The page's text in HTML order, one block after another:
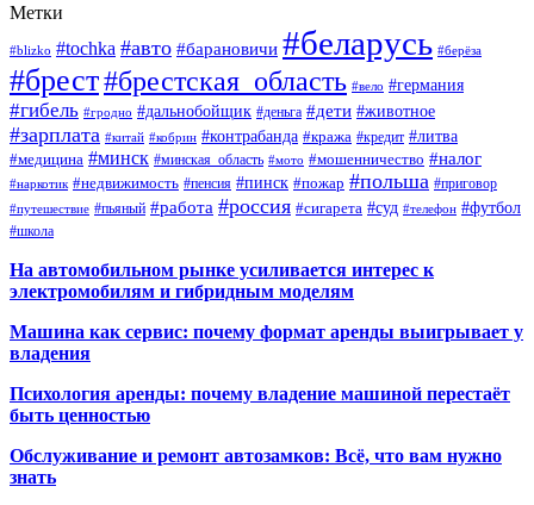
Метки
#blizko #tochka #авто #барановичи #беларусь #берёза
#брест#брестская_область #вело #германия
#гибель #гродно #дальнобойщик #деньга #дети #животное
#зарплата #китай #кобрин #контрабанда #кража #кредит #литва
#медицина #минск #минская_область #мото #мошенничество #налог
#наркотик #недвижимость #пенсия #пинск #пожар #польша #приговор
#путешествие #пьяный #работа #россия #сигарета #суд #телефон #футбол
#школа
На автомобильном рынке усиливается интерес к
электромобилям и гибридным моделям
Машина как сервис: почему формат аренды выигрывает у
владения
Психология аренды: почему владение машиной перестаёт
быть ценностью
Обслуживание и ремонт автозамков: Всё, что вам нужно
знать